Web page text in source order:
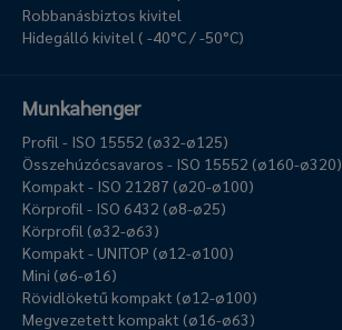
Robbanásbiztos kivitel
Hidegálló kivitel ( -40°C / -50°C)
Munkahenger
Profil - ISO 15552 (ø32-ø125)
Összehúzócsavaros - ISO 15552 (ø160-ø320)
Kompakt - ISO 21287 (ø20-ø100)
Körprofil - ISO 6432 (ø8-ø25)
Körprofil (ø32-ø63)
Kompakt - UNITOP (ø12-ø100)
Mini (ø6-ø16)
Rövidlöketű kompakt (ø12-ø100)
Megvezetett kompakt (ø16-ø63)